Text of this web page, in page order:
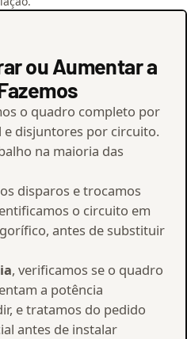
ou Aumentar a
o quadro completo por
disjuntores por circuito.
na maioria das
disparos e trocamos
o circuito em
antes de substituir
, verificamos se o quadro
a potência
e tratamos do pedido
antes de instalar